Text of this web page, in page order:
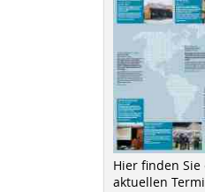
Hier finden
aktuellen